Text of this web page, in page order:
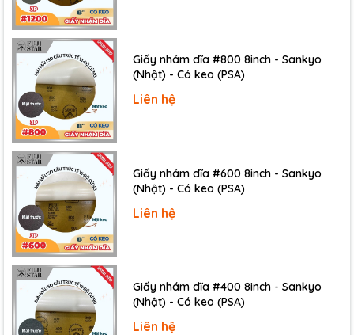
Thiết bị với độ chính xác cao cùng sai số cực thấp
có thể đáp ứng được các yêu cầu của người dùng
một cách tối đa, phục vụ thiết thực và nâng cao hiệu
suất công việc.
Panme được trang bị màn hình hiển thị kết quả giúp
bạn dễ dàng đọc kết quả chính xác, giảm sai số trong
quá trình đo.
Giấy nhám dĩa #800 8inch - Sankyo
(Nhật) - Có keo (PSA)
Liên hệ
Giấy nhám dĩa #600 8inch - Sankyo
(Nhật) - Có keo (PSA)
Liên hệ
Giấy nhám dĩa #400 8inch - Sankyo
(Nhật) - Có keo (PSA)
Liên hệ